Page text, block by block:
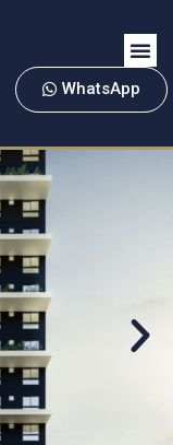
WhatsApp